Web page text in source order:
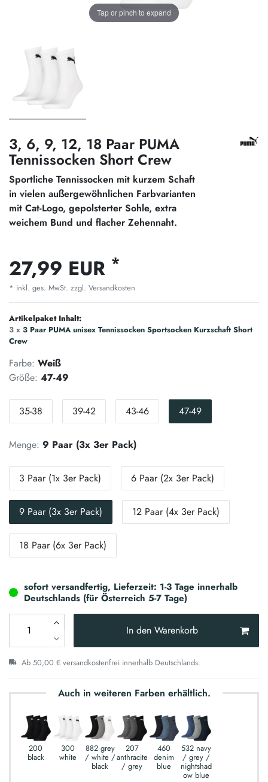
Tap or pinch to expand
3, 6, 9, 12, 18 Paar PUMA
Tennissocken Short Crew
Sportliche Tennissocken mit kurzem Schaft
in vielen außergewöhnlichen Farbvarianten
mit Cat-Logo, gepolsterter Sohle, extra
weichem Bund und flacher Zehennaht.
27,99 EUR *
* inkl. ges. MwSt. zzgl. Versandkosten
Artikelpaket Inhalt:
3 x 3 Paar PUMA unisex Tennissocken Sportsocken Kurzschaft Short
Crew
Farbe: Weiß
Größe: 47-49
35-38 39-42 43-46 47-49
Menge: 9 Paar (3x 3er Pack)
3 Paar (1x 3er Pack) 6 Paar (2x 3er Pack)
9 Paar (3x 3er Pack) 12 Paar (4x 3er Pack)
18 Paar (6x 3er Pack)
sofort versandfertig, Lieferzeit: 1-3 Tage innerhalb
Deutschlands (für Österreich 5-7 Tage)
In den Warenkorb
Ab 50,00 € versandkostenfrei innerhalb Deutschlands.
Auch in weiteren Farben erhältlich.
200
black
300
white
882 grey
/ white /
black
207
anthracite
/ grey
460
denim
blue
532 navy
/ grey /
nightshad
ow blue